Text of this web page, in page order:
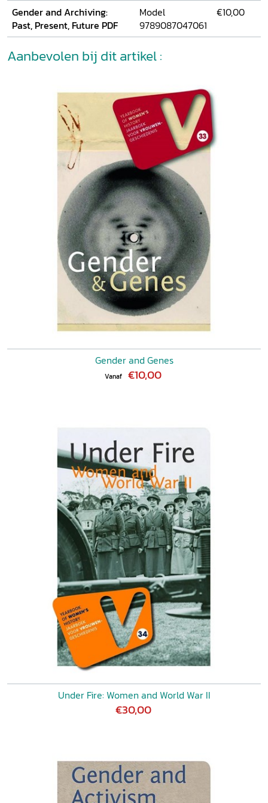
Gender and Archiving:
Past, Present, Future PDF
Model
9789087047061
€10,00
Aanbevolen bij dit artikel :
Gender and Genes
Vanaf €10,00
Under Fire: Women and World War II
€30,00